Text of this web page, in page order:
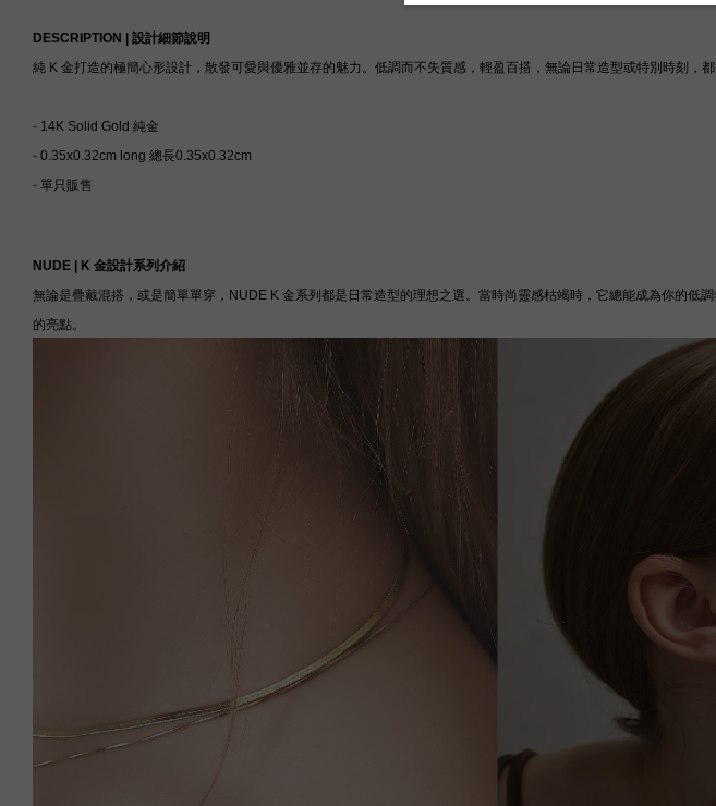
DESCRIPTION | 設計細節說明
純 K 金打造的極簡心形設計，散發可愛與優雅並存的魅力。低調而不失質感，輕盈百搭，無論日常造型或特別時刻，都
- 14K Solid Gold 純金
- 0.35x0.32cm long 總長0.35x0.32cm
- 單只販售
NUDE | K 金設計系列介紹
無論是疊戴混搭，或是簡單單穿，NUDE K 金系列都是日常造型的理想之選。當時尚靈感枯竭時，它總能成為你的
的亮點。